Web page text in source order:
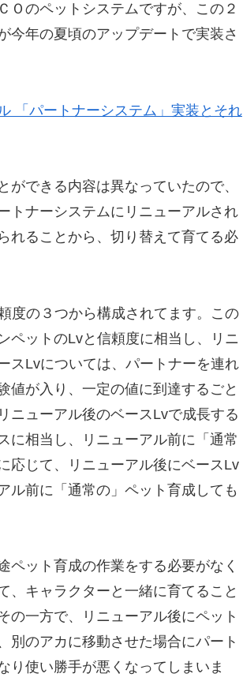
のペットシステムですが、この２
今年の夏頃のアップデートで実装さ
「パートナーシステム」実装とそれ
できる内容は異なっていたので、
トナーシステムにリニューアルされ
れることから、切り替えて育てる必
度の３つから構成されてます。この
ペットのLvと信頼度に相当し、リニ
スLvについては、パートナーを連れ
値が入り、一定の値に到達するごと
ニューアル後のベースLvで成長する
に相当し、リニューアル前に「通常
応じて、リニューアル後にベースLv
ル前に「通常の」ペット育成しても
ット育成の作業をする必要がなく
、キャラクターと一緒に育てること
の一方で、リニューアル後にペット
別のアカに移動させた場合にパート
り使い勝手が悪くなってしまいま